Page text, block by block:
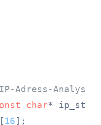
Adress-Analyse
char*
16];